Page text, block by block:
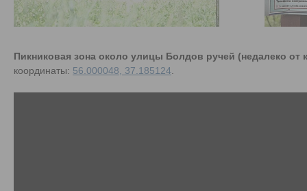
Пикниковая зона около улицы Болдов ручей (недалеко от
координаты: 56.000048, 37.185124